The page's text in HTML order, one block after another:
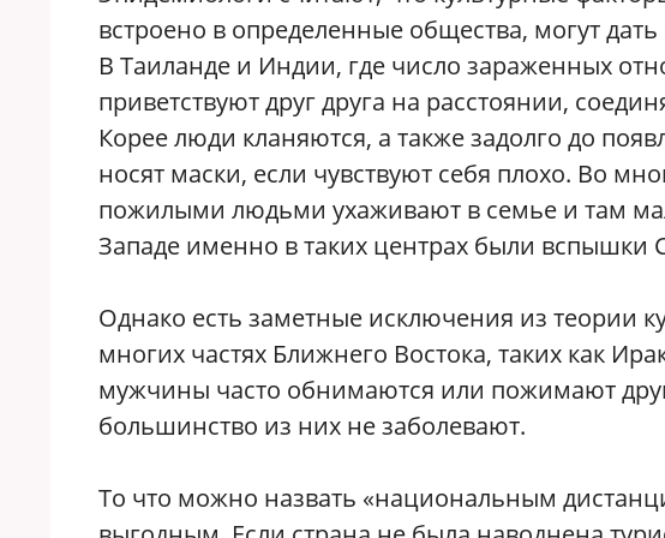
встроено в определенные общества, могут
В Таиланде и Индии, где число зараженных
приветствуют друг друга на расстоянии,
Корее люди кланяются, а также задолго до
носят маски, если чувствуют себя плохо. Во
пожилыми людьми ухаживают в семье и там
Западе именно в таких центрах были вспышки
Однако есть заметные исключения из теории
многих частях Ближнего Востока, таких как
мужчины часто обнимаются или пожимают
большинство из них не заболевают.
То что можно назвать «национальным